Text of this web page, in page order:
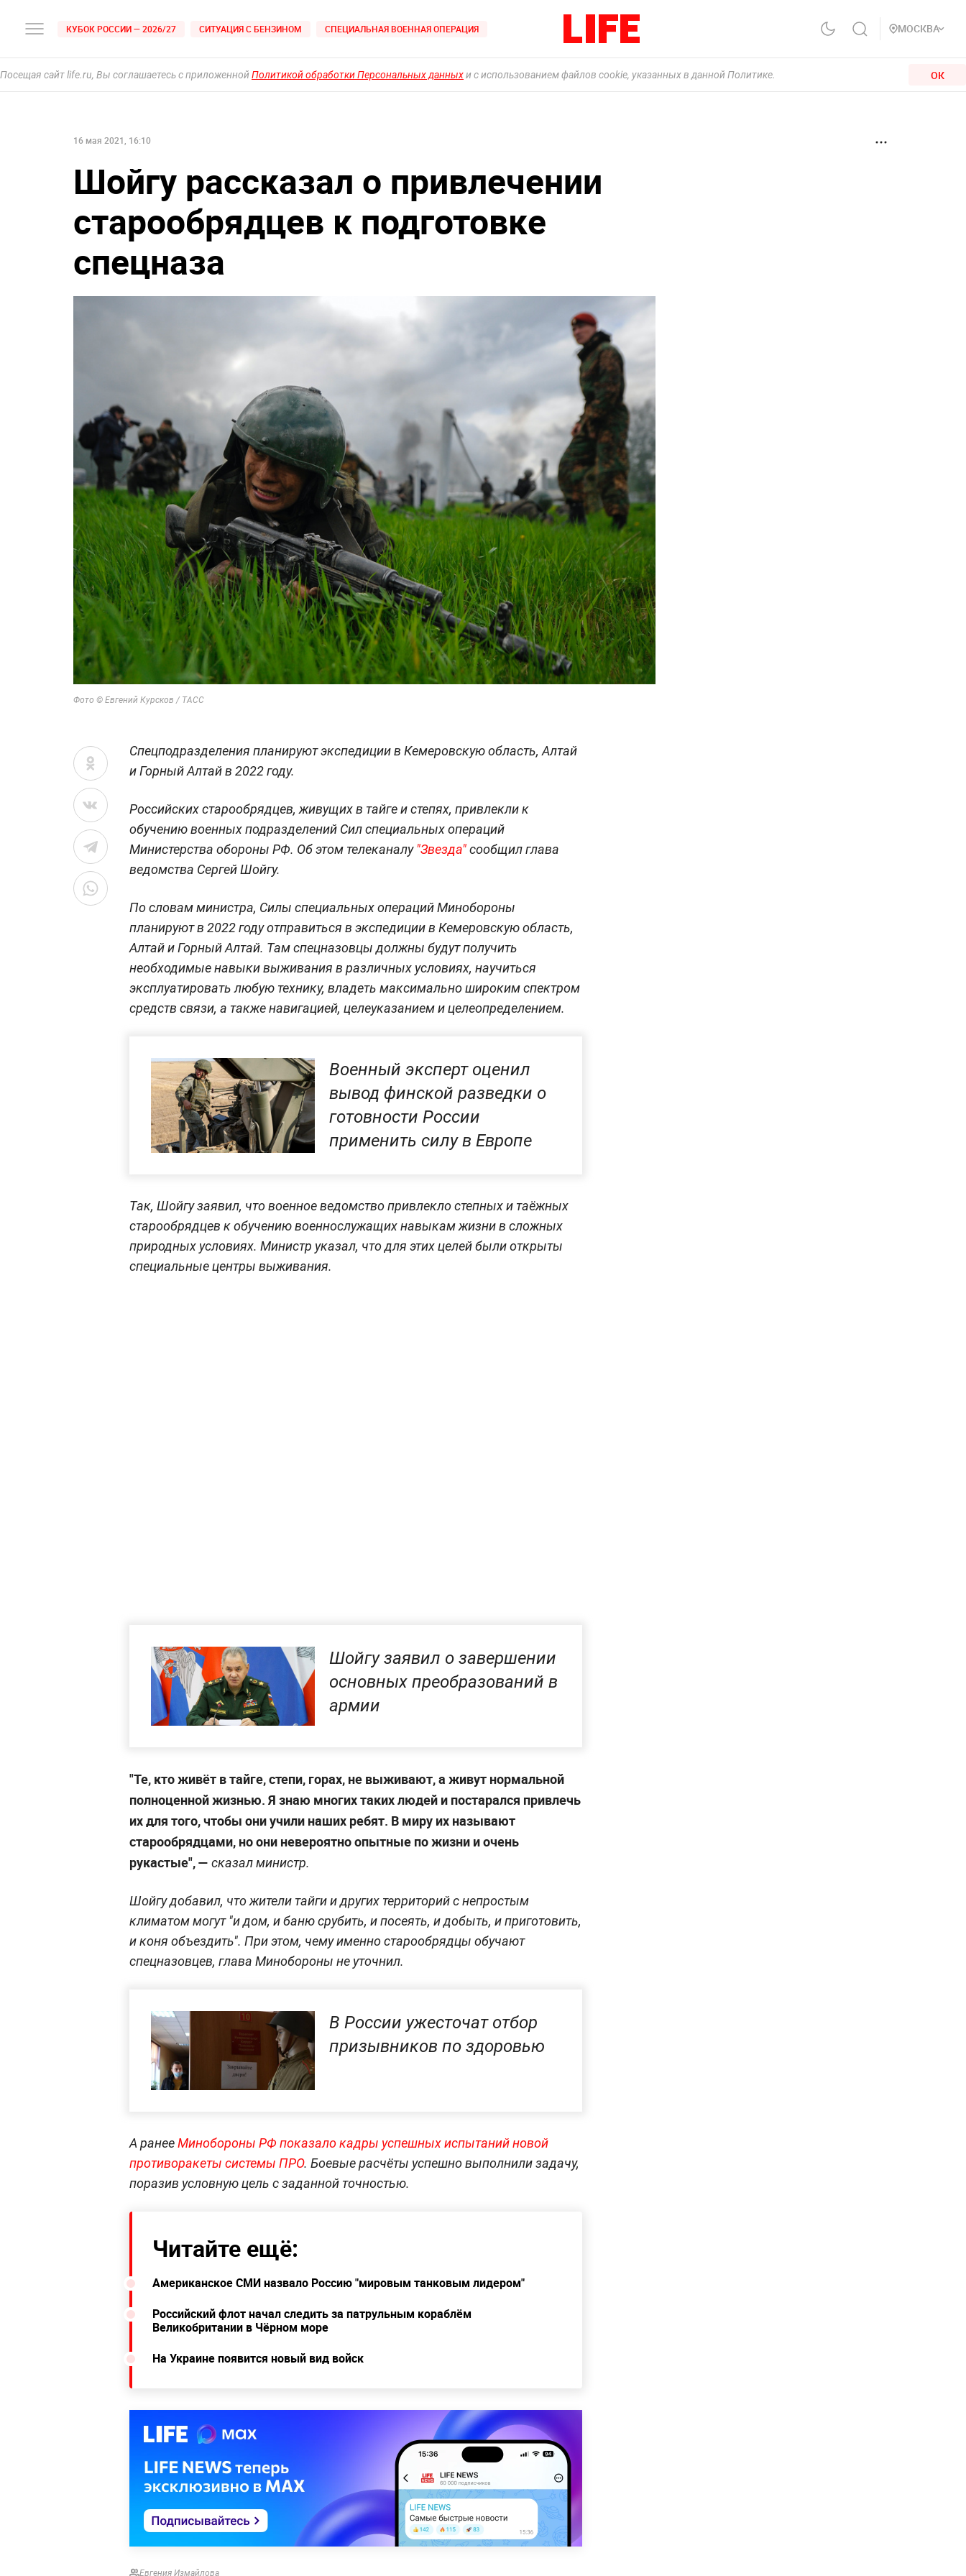
КУБОК РОССИИ — 2026/27 СИТУАЦИЯ С БЕНЗИНОМ СПЕЦИАЛЬНАЯ ВОЕННАЯ ОПЕРАЦИЯ МОСКВА
Посещая сайт life.ru, Вы соглашаетесь с приложеннойПолитикой обработки Персональных данныхи с использованием файлов cookie, указанных в данной Политике. ОК
16 мая 2021, 16:10
Шойгу рассказал о привлечении
старообрядцев к подготовке
спецназа
Фото © Евгений Курсков / ТАСС
Спецподразделения планируют экспедиции в Кемеровскую область, Алтай
и Горный Алтай в 2022 году.
Российских старообрядцев, живущих в тайге и степях, привлекли к
обучению военных подразделений Сил специальных операций
Министерства обороны РФ. Об этом телеканалу"Звезда"сообщил глава
ведомства Сергей Шойгу.
По словам министра, Силы специальных операций Минобороны
планируют в 2022 году отправиться в экспедиции в Кемеровскую область,
Алтай и Горный Алтай. Там спецназовцы должны будут получить
необходимые навыки выживания в различных условиях, научиться
эксплуатировать любую технику, владеть максимально широким спектром
средств связи, а также навигацией, целеуказанием и целеопределением.
Военный эксперт оценил
вывод финской разведки о
готовности России
применить силу в Европе
Так, Шойгу заявил, что военное ведомство привлекло степных и таёжных
старообрядцев к обучению военнослужащих навыкам жизни в сложных
природных условиях. Министр указал, что для этих целей были открыты
специальные центры выживания.
Шойгу заявил о завершении
основных преобразований в
армии
"Те, кто живёт в тайге, степи, горах, не выживают, а живут нормальной
полноценной жизнью. Я знаю многих таких людей и постарался привлечь
их для того, чтобы они учили наших ребят. В миру их называют
старообрядцами, но они невероятно опытные по жизни и очень
рукастые", — сказал министр.
Шойгу добавил, что жители тайги и других территорий с непростым
климатом могут "и дом, и баню срубить, и посеять, и добыть, и приготовить,
и коня объездить". При этом, чему именно старообрядцы обучают
спецназовцев, глава Минобороны не уточнил.
В России ужесточат отбор
призывников по здоровью
А ранееМинобороны РФ показало кадры успешных испытаний новой
противоракеты системы ПРО. Боевые расчёты успешно выполнили задачу,
поразив условную цель с заданной точностью.
Читайте ещё:
Американское СМИ назвало Россию "мировым танковым лидером"
Российский флот начал следить за патрульным кораблём
Великобритании в Чёрном море
На Украине появится новый вид войск
Евгения Измайлова